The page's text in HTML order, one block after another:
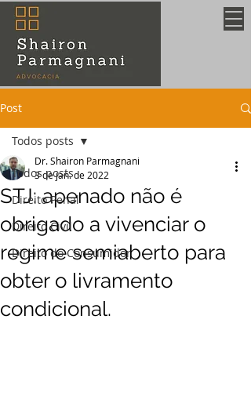
Post
Todos posts
Direito Penal
Direito Civil
Direito do Consumidor
Todos posts
STJ: apenado não é
obrigado a vivenciar o
regime semiaberto para
obter o livramento
condicional.
Dr. Shairon Parmagnani
3 de jan. de 2022